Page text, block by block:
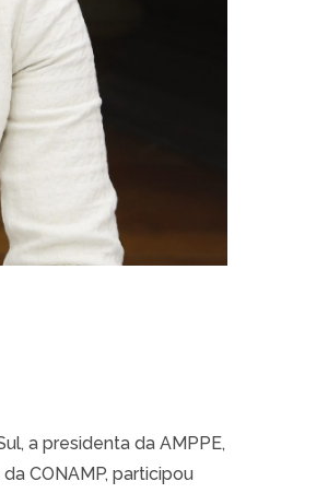
a presidenta da AMPPE,
CONAMP, participou